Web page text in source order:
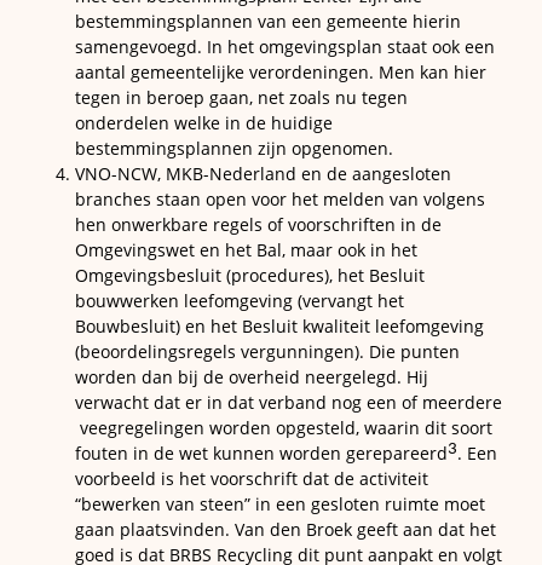
bestemmingsplannen van een gemeente hierin
samengevoegd. In het omgevingsplan staat ook een
aantal gemeentelijke verordeningen. Men kan hier
tegen in beroep gaan, net zoals nu tegen
onderdelen welke in de huidige
bestemmingsplannen zijn opgenomen.
VNO-NCW, MKB-Nederland en de aangesloten
branches staan open voor het melden van volgens
hen onwerkbare regels of voorschriften in de
Omgevingswet en het Bal, maar ook in het
Omgevingsbesluit (procedures), het Besluit
bouwwerken leefomgeving (vervangt het
Bouwbesluit) en het Besluit kwaliteit leefomgeving
(beoordelingsregels vergunningen). Die punten
worden dan bij de overheid neergelegd. Hij
verwacht dat er in dat verband nog een of meerdere
veegregelingen worden opgesteld, waarin dit soort
fouten in de wet kunnen worden gerepareerd3. Een
voorbeeld is het voorschrift dat de activiteit
“bewerken van steen” in een gesloten ruimte moet
gaan plaatsvinden. Van den Broek geeft aan dat het
goed is dat BRBS Recycling dit punt aanpakt en volgt